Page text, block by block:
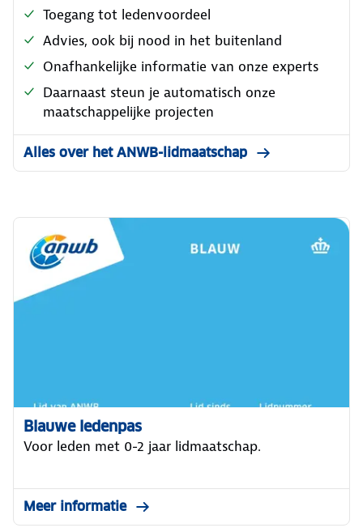
Toegang tot ledenvoordeel​
Advies, ook bij nood in het buitenland​
Onafhankelijke informatie van onze experts​
Daarnaast steun je automatisch onze
maatschappelijke projecten​
Alles over het ANWB-lidmaatschap
Blauwe ledenpas
Voor leden met 0-2 jaar lidmaatschap.
Meer informatie